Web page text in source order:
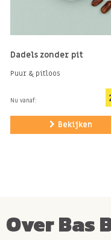
Dadels zonder pit
Puur & pitloos
Nu vanaf:
Bekijken
Over Bas